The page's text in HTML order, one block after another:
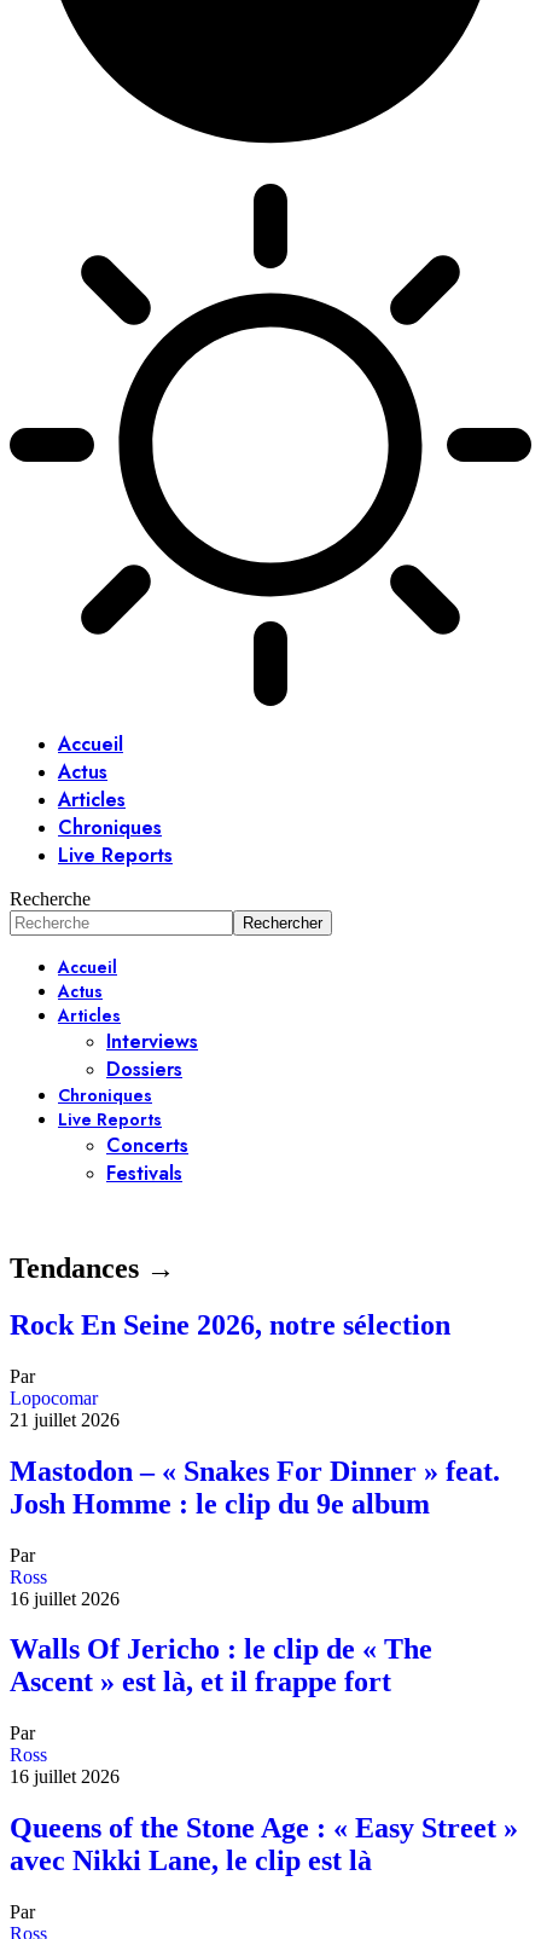
Accueil
Actus
Articles
Chroniques
Live Reports
Recherche
Accueil
Actus
Articles
Interviews
Dossiers
Chroniques
Live Reports
Concerts
Festivals
Tendances →
Rock En Seine 2026, notre sélection
Par
Lopocomar
21 juillet 2026
Mastodon – « Snakes For Dinner » feat.
Josh Homme : le clip du 9e album
Par
Ross
16 juillet 2026
Walls Of Jericho : le clip de « The
Ascent » est là, et il frappe fort
Par
Ross
16 juillet 2026
Queens of the Stone Age : « Easy Street »
avec Nikki Lane, le clip est là
Par
Ross